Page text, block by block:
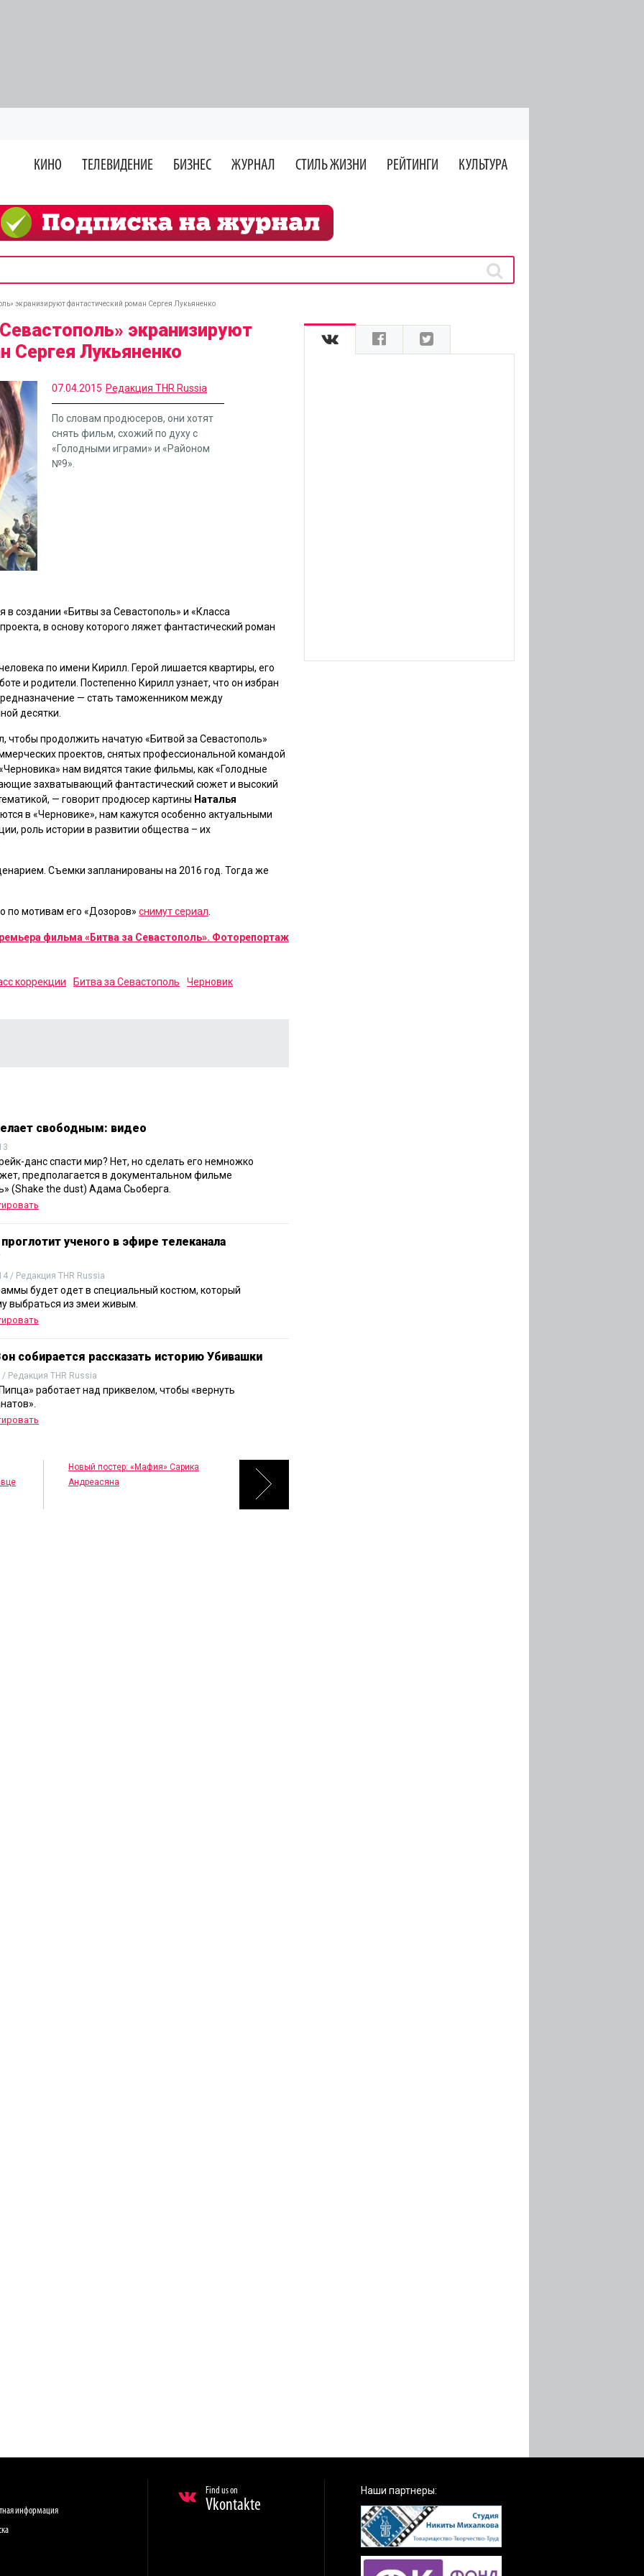
КИНО ТЕЛЕВИДЕНИЕ БИЗНЕС ЖУРНАЛ СТИЛЬ ЖИЗНИ РЕЙТИНГИ КУЛЬТУРА
экранизируют фантастический роман Сергея Лукьяненко
экранизируют
Сергея Лукьяненко
07.04.2015 Редакция THR Russia
По словам продюсеров, они хотят
снять фильм, схожий по духу с
«Голодными играми» и «Районом
№9».
в создании «Битвы за Севастополь» и «Класса
в основу которого ляжет фантастический роман
по имени Кирилл. Герой лишается квартиры, его
и родители. Постепенно Кирилл узнает, что он избран
— стать таможенником между
десятки.
чтобы продолжить начатую «Битвой за Севастополь»
проектов, снятых профессиональной командой
нам видятся такие фильмы, как«Голодные
захватывающий фантастический сюжет и высокий
— говорит продюсер картины Наталья
в «Черновике», нам кажутся особенно актуальными
роль истории в развитии общества – их
Съемки запланированы на 2016 год. Тогда же
по мотивам его «Дозоров» снимут сериал
фильма «Битва за Севастополь». Фоторепортаж
коррекции Битва за Севастополь
Черновик
свободным: видео
данс спасти мир? Нет, но сделать его немножко
предполагается в документальном фильме
(Shake the dust) Адама Сьоберга.
ученого в эфире телеканала
/ Редакция THR Russia
будет одет в специальный костюм, который
выбраться из змеи живым.
собирается рассказать историю Убивашки
Редакция THR Russia
работает над приквелом, чтобы «вернуть
Новый постер: «Мафия» Сарика
Андреасяна
информация
Find us on
Vkontakte
Наши партнеры: